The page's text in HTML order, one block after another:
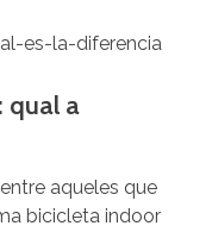
qual a
aqueles que
bicicleta indoor